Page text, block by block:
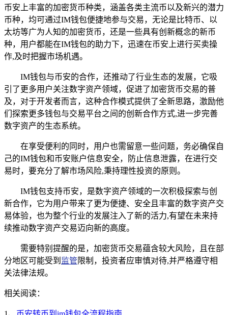
币安上丰富的加密货币种类，涵盖各类主流币以及新兴的潜力
币种，均可通过IM钱包便捷地参与交易，无论是比特币、以
太坊等广为人知的加密货币，还是一些具有创新概念的新币
种，用户都能在IM钱包的助力下，迅速在币安上进行买卖操
作,及时把握市场机遇。
IM钱包与币安的合作，还推动了行业生态的发展，它吸
引了更多用户关注数字资产领域，促进了加密货币交易的普
及，对于开发者而言，这种合作模式提供了全新思路，激励他
们探索更多钱包与交易平台之间的创新合作方式,进一步完善
数字资产的生态系统。
在享受便利的同时，用户也需留意一些问题，务必确保自
己的IM钱包和币安账户信息安全，防止信息泄露，在进行交
易时，要充分了解市场风险,秉持理性投资的原则。
IM钱包支持币安，是数字资产领域的一次积极探索与创
新合作，它为用户带来了更为便捷、安全且丰富的数字资产交
易体验，也为整个行业的发展注入了新的活力,有望在未来持
续推动数字资产交易迈向新的高度。
需要特别提醒的是，加密货币交易蕴含较大风险，且在部
分地区可能受到 监管 限制，投资者应审慎对待,并严格遵守相
关法律法规。
相关阅读：